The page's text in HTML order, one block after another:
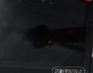
｜護理